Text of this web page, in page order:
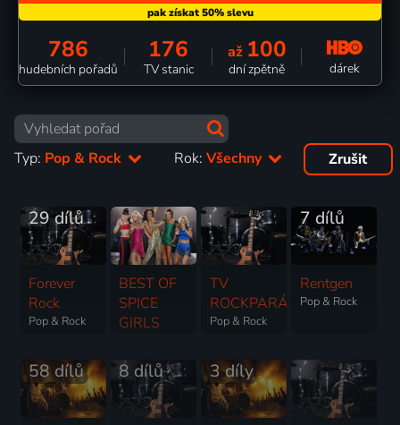
786
hudebních pořadů
176
TV stanic
až 100
dní zpětně dárek
Typ: Pop & Rock Rok:Všechny Zrušit
29 dílů
Forever
Rock
Pop & Rock
BEST OF
SPICE
GIRLS
TV
ROCKPARÁDA
Pop & Rock
7 dílů
Rentgen
Pop & Rock
58 dílů 8 dílů 3 díly